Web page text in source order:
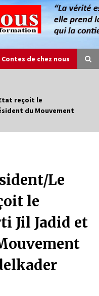
Contes de chez nous
plus là (17e partie)
du M’zab
reçoit le
du Mouvement
Le
le
Jil Jadid et